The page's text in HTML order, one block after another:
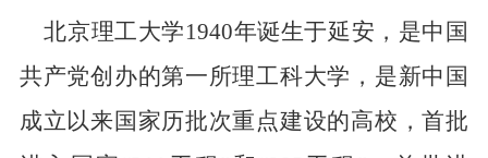
北京理工大学1940年诞生于延安，是中国
共产党创办的第一所理工科大学，是新中国
成立以来国家历批次重点建设的高校，首批